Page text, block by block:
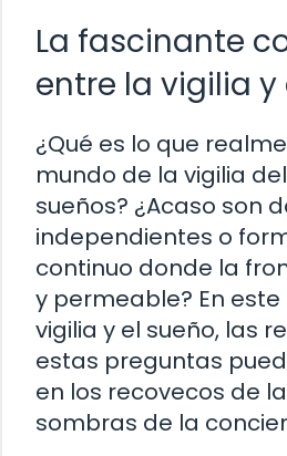
La fascinante
entre la vigilia y
¿Qué es lo que
mundo de la vigilia
sueños? ¿Acaso son
independientes o
continuo donde la
y permeable? En
vigilia y el sueño, las
estas preguntas
en los recovecos de
sombras de la